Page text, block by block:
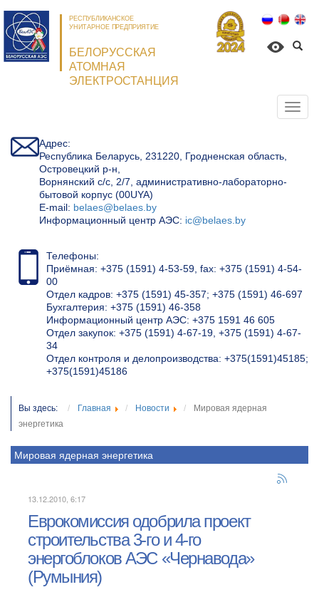
РЕСПУБЛИКАНСКОЕ
УНИТАРНОЕ ПРЕДПРИЯТИЕ
БЕЛОРУССКАЯ
АТОМНАЯ
ЭЛЕКТРОСТАНЦИЯ
Адрес:
Республика Беларусь, 231220, Гродненская область,
Островецкий р-н,
Ворнянский с/с, 2/7, административно-лабораторно-
бытовой корпус (00UYA)
Е-mail: belaes@belaes.by
Информационный центр АЭС: ic@belaes.by
Телефоны:
Приёмная: +375 (1591) 4-53-59, fax: +375 (1591) 4-54-
00
Отдел кадров: +375 (1591) 45-357; +375 (1591) 46-697
Бухгалтерия: +375 (1591) 46-358
Информационный центр АЭС: +375 1591 46 605
Отдел закупок: +375 (1591) 4-67-19, +375 (1591) 4-67-
34
Отдел контроля и делопроизводства: +375(1591)45185;
+375(1591)45186
Вы здесь: Главная Новости
Мировая ядерная
энергетика
Мировая ядерная энергетика
13.12.2010, 6:17
Еврокомиссия одобрила проект
строительства 3-го и 4-го
энергоблоков АЭС «Чернавода»
(Румыния)